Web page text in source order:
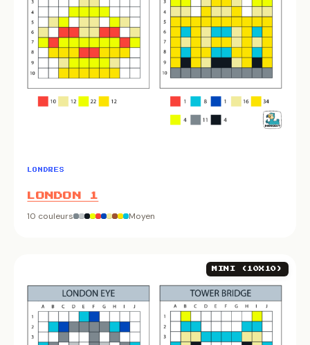
LONDRES
LONDON 1
10 couleurs Moyen
MINI (10X10)